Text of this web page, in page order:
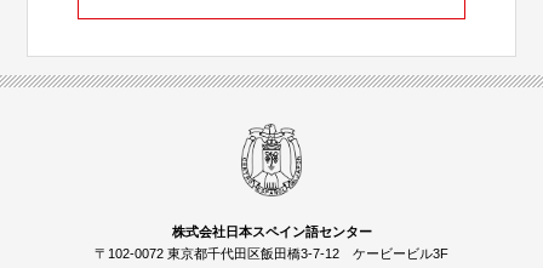
株式会社日本スペイン語センター
〒102-0072 東京都千代田区飯田橋3-7-12 ケービービル3F